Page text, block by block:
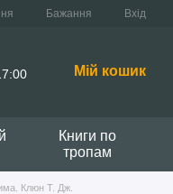
Бажання Вхід
Мій кошик
Книги по
тропам
Клюн Т. Дж.